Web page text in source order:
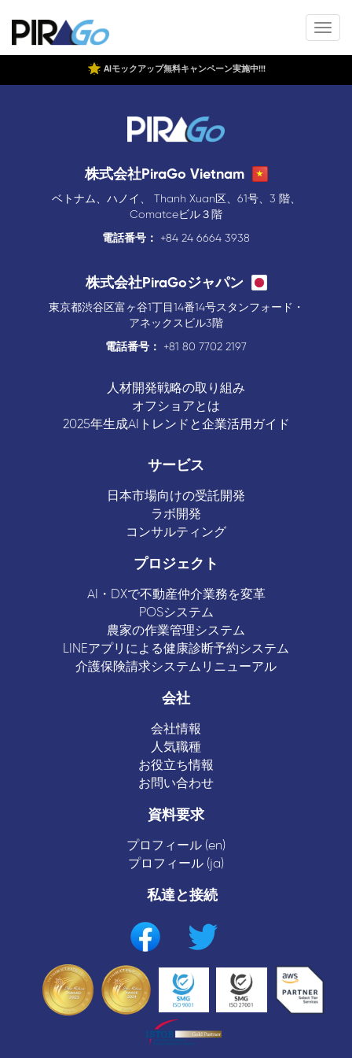
AIモックアップ無料キャンペーン実施中!!!
株式会社PiraGo Vietnam
ベトナム、ハノイ、 Thanh Xuan区、61号、3 階、
Comatceビル３階
電話番号：
+84 24 6664 3938
株式会社PiraGoジャパン
東京都渋谷区富ヶ谷1丁目14番14号スタンフォード・
アネックスビル3階
電話番号：
+81 80 7702 2197
人材開発戦略の取り組み
オフショアとは
2025年生成AIトレンドと企業活用ガイド
サービス
日本市場向けの受託開発
ラボ開発
コンサルティング
プロジェクト
AI・DXで不動産仲介業務を変革
POSシステム
農家の作業管理システム
LINEアプリによる健康診断予約システム
介護保険請求システムリニューアル
会社
会社情報
人気職種
お役立ち情報
お問い合わせ
資料要求
プロフィール (en)
プロフィール (ja)
私達と接続